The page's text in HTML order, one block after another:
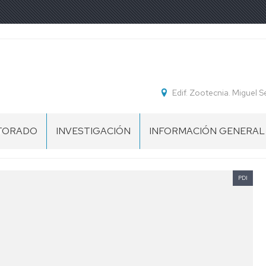
Edif. Zootecnia. Miguel
INVESTIGACIÓN INFORMACIÓN GENERAL
PDI